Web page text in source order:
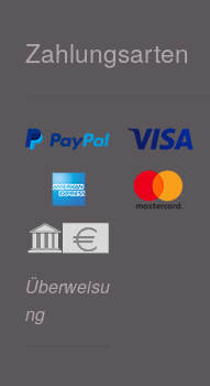
Zahlungsarten
Überweisu
ng